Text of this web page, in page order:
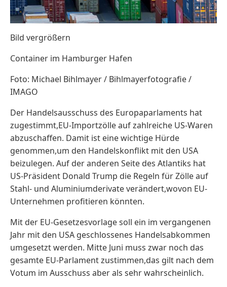
Bild vergrößern
Container im Hamburger Hafen
Foto: Michael Bihlmayer / Bihlmayerfotografie /
IMAGO
Der Handelsausschuss des Europaparlaments hat
zugestimmt,EU-Importzölle auf zahlreiche US-Waren
abzuschaffen. Damit ist eine ‌wichtige Hürde
genommen,um den Handelskonflikt mit den USA
beizulegen. Auf der anderen Seite des Atlantiks hat
US-Präsident Donald Trump die Regeln für Zölle auf
Stahl- und Aluminiumderivate verändert,wovon EU-
Unternehmen profitieren könnten.
Mit der EU-Gesetzesvorlage soll ein ​im vergangenen
Jahr mit den USA geschlossenes Handelsabkommen
umgesetzt ⁠werden. Mitte Juni muss zwar noch das
gesamte EU-Parlament zustimmen,das gilt nach dem
Votum im Ausschuss ‌aber als sehr wahrscheinlich.